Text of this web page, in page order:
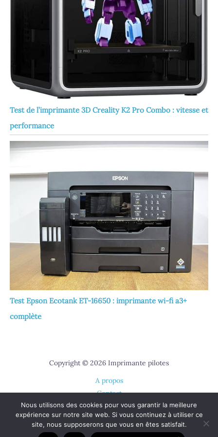
Test de l’imprimante 3D Creality K2 Pro Combo : vitesse et
performance
Test Epson Ecotank ET-16650 : imprimante wi-fi a3+
complète
Copyright © 2026 Imprimante pilotes
A propos
Contact
Plan du site
Mentions légales
Politique de confidentialité
Nous utilisons des cookies pour vous garantir la meilleure
expérience sur notre site web. Si vous continuez à utiliser ce
site, nous supposerons que vous en êtes satisfait.